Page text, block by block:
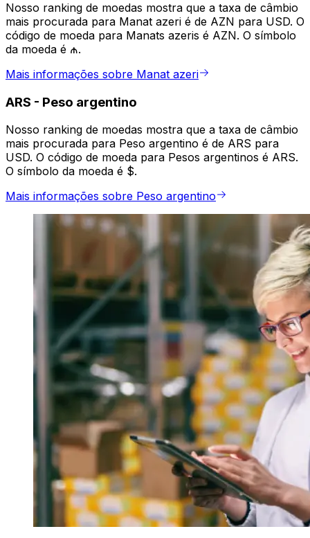
Nosso ranking de moedas mostra que a taxa de câmbio
mais procurada para Manat azeri é de AZN para USD. O
código de moeda para Manats azeris é AZN. O símbolo
da moeda é ₼.
Mais informações sobre Manat azeri
ARS - Peso argentino
Nosso ranking de moedas mostra que a taxa de câmbio
mais procurada para Peso argentino é de ARS para
USD. O código de moeda para Pesos argentinos é ARS.
O símbolo da moeda é $.
Mais informações sobre Peso argentino